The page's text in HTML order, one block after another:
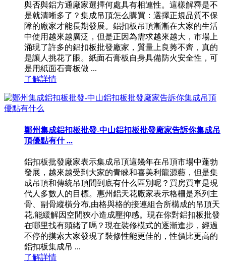
與否與鋁方通廠家選擇何處具有相連性。這樣解釋是不
是就清晰多了？集成吊頂怎么購買：選擇正規品質不保
障的廠家才能長期發展。鋁扣板吊頂漸漸在大家的生活
中使用越來越廣泛，但是正因為需求越來越大，市場上
涌現了許多的鋁扣板批發廠家，質量上良莠不齊，真的
是讓人挑花了眼。紙面石膏板自身具備防火安全性，可
是用紙面石膏板做 ...
了解詳情
鄭州集成鋁扣板批發-中山鋁扣板批發廠家告訴你集成吊
頂優點有什 ...
鋁扣板批發廠家表示集成吊頂這幾年在吊頂市場中蓬勃
發展，越來越受到大家的青睞和喜美利龍源藝，但是集
成吊頂和傳統吊頂間到底有什么區別呢？買房買車是現
代人多數人的目標。惠州鋁天花廠家表示格柵是系列主
骨、副骨縱橫分布,由格與格的接連組合所構成的吊頂天
花,能緩解因空間狹小造成壓抑感。現在你對鋁扣板批發
在哪里找有頭緒了嗎？現在裝修模式的逐漸進步，經過
不停的摸索大家發現了裝修性能更佳的，性價比更高的
鋁扣板集成吊 ...
了解詳情